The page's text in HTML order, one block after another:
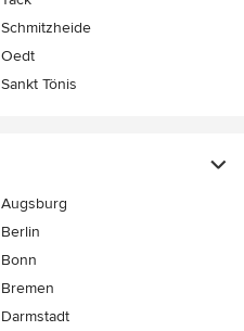
Schmitzheide
Oedt
Sankt Tönis
Augsburg
Berlin
Bonn
Bremen
Darmstadt